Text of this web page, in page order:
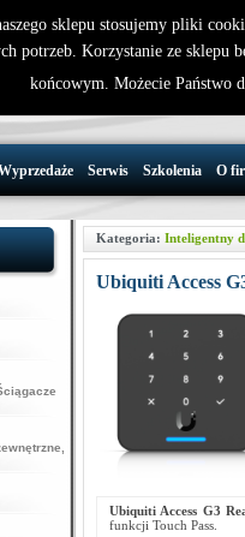
Serwis Szkolenia O
Kategoria: Inteligentny
Ubiquiti Access
Ubiquiti Access G3
funkcji Touch Pass.
sklepu stosujemy pliki
potrzeb. Korzystanie ze sklepu
końcowym. Możecie Państwo